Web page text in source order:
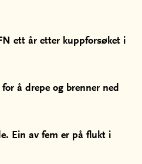
ett år etter kuppforsøket i
å drepe og brenner ned
Ein av fem er på flukt i